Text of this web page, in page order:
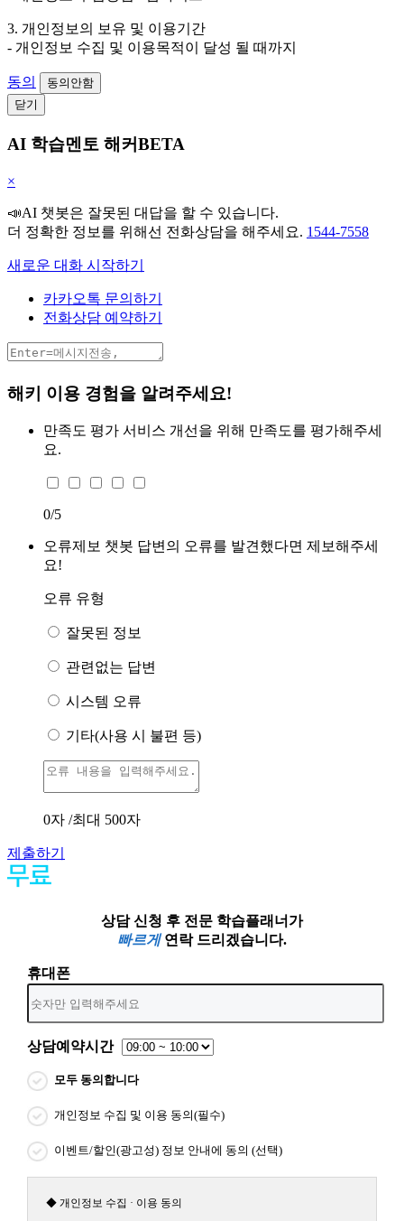
3. 개인정보의 보유 및 이용기간
- 개인정보 수집 및 이용목적이 달성 될 때까지
동의
동의안함
닫기
AI 학습멘토 해커BETA
×
📣AI 챗봇은 잘못된 대답을 할 수 있습니다.
더 정확한 정보를 위해선 전화상담을 해주세요. 1544-7558
새로운 대화 시작하기
카카오톡 문의하기
전화상담 예약하기
해키 이용 경험을 알려주세요!
만족도 평가 서비스 개선을 위해 만족도를 평가해주세
요.
0/5
오류제보 챗봇 답변의 오류를 발견했다면 제보해주세
요!
오류 유형
잘못된 정보
관련없는 답변
시스템 오류
기타(사용 시 불편 등)
0자 /최대 500자
제출하기
상담 신청 후 전문 학습플래너가
빠르게연락 드리겠습니다.
휴대폰
상담예약시간
모두 동의합니다
개인정보 수집 및 이용 동의(필수)
이벤트/할인(광고성) 정보 안내에 동의 (선택)
◆ 개인정보 수집 · 이용 동의